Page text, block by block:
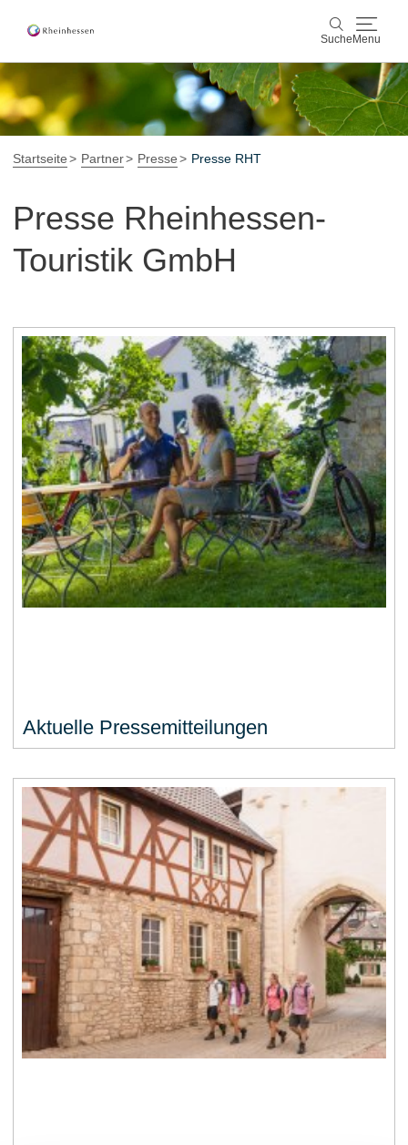
Suche Menu
Suche
Wein & Genuss
Aktiv & Natur
Veranstaltungen
ShopRheinhessen-Blog Karte
Startseite Partner Presse Presse RHT
Presse Rheinhessen-
Touristik GmbH
Aktuelle Pressemitteilungen